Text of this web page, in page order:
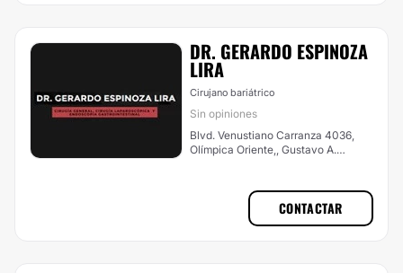
DR. GERARDO ESPINOZA
LIRA
Cirujano bariátrico
Sin opiniones
Blvd. Venustiano Carranza 4036,
Olímpica Oriente,, Gustavo A.
CONTACTAR